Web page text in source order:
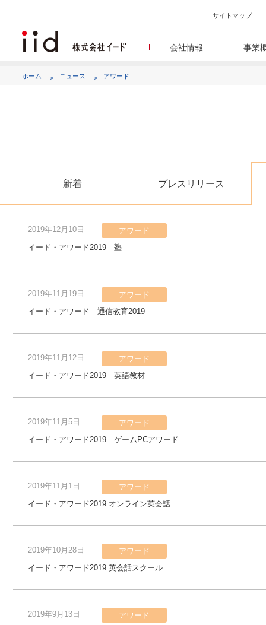
サイトマップ
会社情報
アク
事業
ホーム ニュース アワード
新着 プレスリリース
2019年12月10日
アワード
イード・アワード2019 塾
2019年11月19日
アワード
イード・アワード 通信教育2019
2019年11月12日
アワード
イード・アワード2019 英語教材
2019年11月5日
アワード
イード・アワード2019 ゲームPCアワード
2019年11月1日
アワード
イード・アワード2019 オンライン英会話
2019年10月28日
アワード
イード・アワード2019 英会話スクール
2019年9月13日
アワード